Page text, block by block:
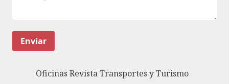
Enviar
Oficinas Revista Transportes y Turismo